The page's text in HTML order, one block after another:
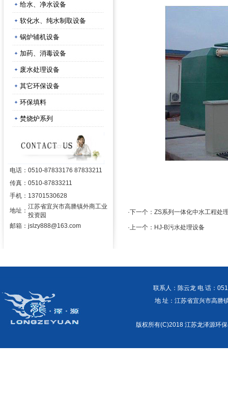
给水、净水设备
软化水、纯水制取设备
锅炉辅机设备
加药、消毒设备
废水处理设备
其它环保设备
环保填料
焚烧炉系列
电话： 0510-87833176 87833211
传真： 0510-87833211
手机： 13701530628
地址：
江苏省宜兴市高塍镇外商工业
投资园
邮箱： jslzy888@163.com
·下一个： ZS系列一体化中水工程处
·上一个： HJ-B污水处理设备
联系人：陈云龙 电 话：
地 址：江苏省宜兴市高塍
版权所有(C)2018 江苏龙泽源环